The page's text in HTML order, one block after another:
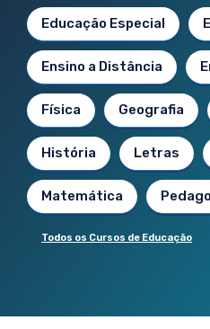
Educação Especial
Ensino a Distância
Física Geografia
História Letras
Matemática
Todos os Cursos de Educação